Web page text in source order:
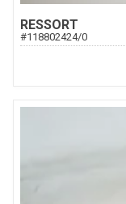
RESSORT
#118802424/0